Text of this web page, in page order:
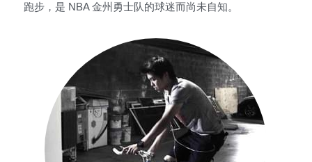
跑步，是 NBA 金州勇士队的球迷而尚未自知。